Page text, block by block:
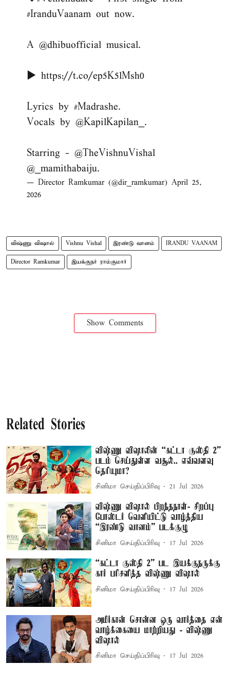
#IranduVaanam out now.
A @dhibuofficial musical.
▶️ https://t.co/ep5K5lMsh0
Lyrics by #Madrashe.
Vocals by @KapilKapilan_ .
Starring - @TheVishnuVishal
@_mamithabaiju.
— Director Ramkumar (@dir_ramkumar) April 25,
2026
விஷ்ணு விஷால் Vishnu Vishal இரண்டு வானம் IRANDU VAANAM
Director Ramkumar இயக்குநர் ராம்குமார்
Show Comments
Related Stories
விஷ்ணு விஷாலின் “கட்டா குஸ்தி 2”
படம் செய்துள்ள வசூல்.. எவ்வளவு
தெரியுமா?
சினிமா செய்திப்பிரிவு 21 Jul 2026
விஷ்ணு விஷால் பிறந்தநாள்- சிறப்பு
போஸ்டர் வெளியிட்டு வாழ்த்திய
“இரண்டு வானம்” படக்குழு
சினிமா செய்திப்பிரிவு 17 Jul 2026
“கட்டா குஸ்தி 2” பட இயக்குநருக்கு
கார் பரிசளித்த விஷ்ணு விஷால்
சினிமா செய்திப்பிரிவு 17 Jul 2026
அமீர்கான் சொன்ன ஒரு வார்த்தை என்
வாழ்க்கையை மாற்றியது - விஷ்ணு
விஷால்
சினிமா செய்திப்பிரிவு 17 Jul 2026